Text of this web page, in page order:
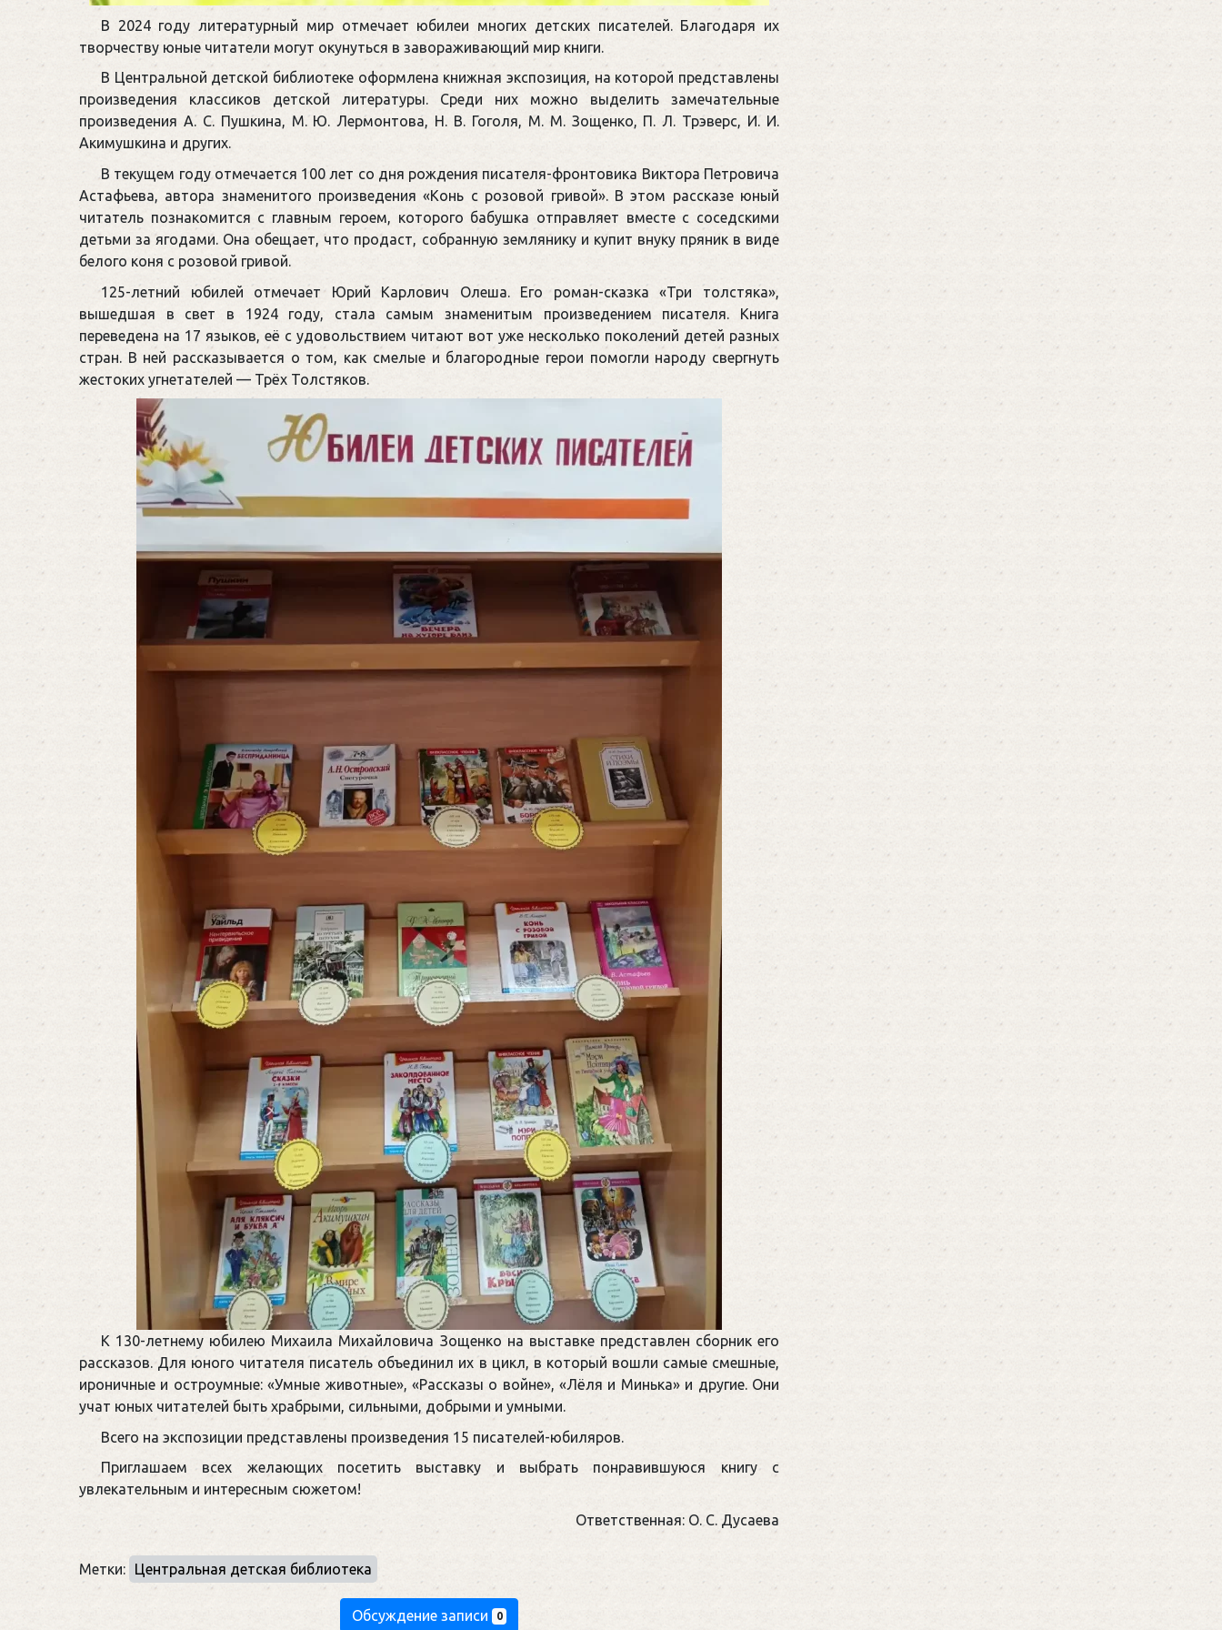
В 2024 году литературный мир отмечает юбилеи многих детских писателей. Благодаря их
творчеству юные читатели могут окунуться в завораживающий мир книги.
В Центральной детской библиотеке оформлена книжная экспозиция, на которой представлены
произведения классиков детской литературы. Среди них можно выделить замечательные
произведения А. С. Пушкина, М. Ю. Лермонтова, Н. В. Гоголя, М. М. Зощенко, П. Л. Трэверс, И. И.
Акимушкина и других.
В текущем году отмечается 100 лет со дня рождения писателя-фронтовика Виктора Петровича
Астафьева, автора знаменитого произведения «Конь с розовой гривой». В этом рассказе юный
читатель познакомится с главным героем, которого бабушка отправляет вместе с соседскими
детьми за ягодами. Она обещает, что продаст, собранную землянику и купит внуку пряник в виде
белого коня с розовой гривой.
125-летний юбилей отмечает Юрий Карлович Олеша. Его роман-сказка «Три толстяка»,
вышедшая в свет в 1924 году, стала самым знаменитым произведением писателя. Книга
переведена на 17 языков, её с удовольствием читают вот уже несколько поколений детей разных
стран. В ней рассказывается о том, как смелые и благородные герои помогли народу свергнуть
жестоких угнетателей — Трёх Толстяков.
К 130-летнему юбилею Михаила Михайловича Зощенко на выставке представлен сборник его
рассказов. Для юного читателя писатель объединил их в цикл, в который вошли самые смешные,
ироничные и остроумные: «Умные животные», «Рассказы о войне», «Лёля и Минька» и другие. Они
учат юных читателей быть храбрыми, сильными, добрыми и умными.
Всего на экспозиции представлены произведения 15 писателей-юбиляров.
Приглашаем всех желающих посетить выставку и выбрать понравившуюся книгу с
увлекательным и интересным сюжетом!
Ответственная: О. С. Дусаева
Метки: Центральная детская библиотека
Обсуждение записи 0